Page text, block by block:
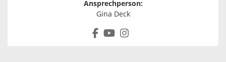
Ansprechperson:
Gina Deck